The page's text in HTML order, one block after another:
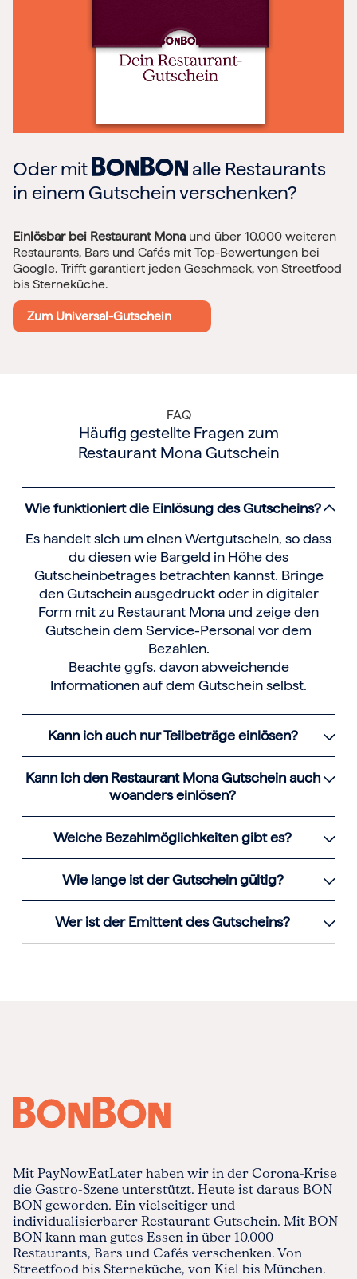
Oder mit
alle Restaurants
in einem Gutschein verschenken?
Einlösbar bei Restaurant Monaund über 10.000 weiteren
Restaurants, Bars und Cafés mit Top-Bewertungen bei
Google. Trifft garantiert jeden Geschmack, von Streetfood
bis Sterneküche.
Zum Universal-Gutschein
FAQ
Häufig gestellte Fragen zum
Restaurant Mona Gutschein
Wie funktioniert die Einlösung des Gutscheins?
Es handelt sich um einen Wertgutschein, so dass
du diesen wie Bargeld in Höhe des
Gutscheinbetrages betrachten kannst. Bringe
den Gutschein ausgedruckt oder in digitaler
Form mit zu Restaurant Mona und zeige den
Gutschein dem Service-Personal vor dem
Bezahlen.
Beachte ggfs. davon abweichende
Informationen auf dem Gutschein selbst.
Kann ich auch nur Teilbeträge einlösen?
Kann ich den Restaurant Mona Gutschein auch
woanders einlösen?
Welche Bezahlmöglichkeiten gibt es?
Wie lange ist der Gutschein gültig?
Wer ist der Emittent des Gutscheins?
Mit PayNowEatLater haben wir in der Corona-Krise
die Gastro-Szene unterstützt. Heute ist daraus BON
BON geworden. Ein vielseitiger und
individualisierbarer Restaurant-Gutschein. Mit BON
BON kann man gutes Essen in über 10.000
Restaurants, Bars und Cafés verschenken. Von
Streetfood bis Sterneküche, von Kiel bis München.